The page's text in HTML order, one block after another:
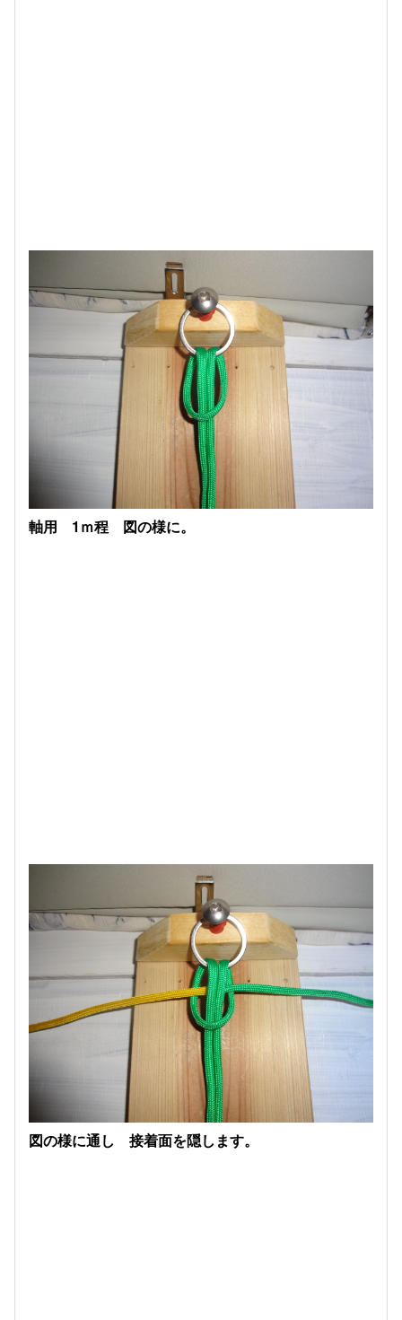
軸用 1ｍ程 図の様に。
図の様に通し 接着面を隠します。